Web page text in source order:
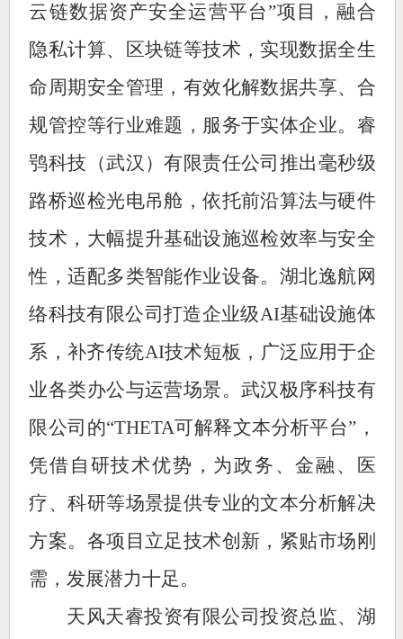
云链数据资产安全运营平台”项目，融合
隐私计算、区块链等技术，实现数据全生
命周期安全管理，有效化解数据共享、合
规管控等行业难题，服务于实体企业。睿
鸮科技（武汉）有限责任公司推出毫秒级
路桥巡检光电吊舱，依托前沿算法与硬件
技术，大幅提升基础设施巡检效率与安全
性，适配多类智能作业设备。湖北逸航网
络科技有限公司打造企业级AI基础设施体
系，补齐传统AI技术短板，广泛应用于企
业各类办公与运营场景。武汉极序科技有
限公司的“THETA可解释文本分析平台”，
凭借自研技术优势，为政务、金融、医
疗、科研等场景提供专业的文本分析解决
方案。各项目立足技术创新，紧贴市场刚
需，发展潜力十足。
天风天睿投资有限公司投资总监、湖